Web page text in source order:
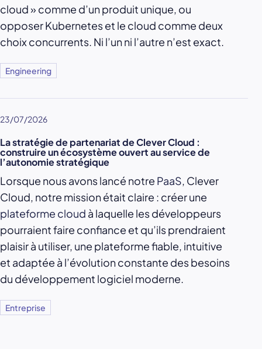
cloud » comme d’un produit unique, ou
opposer Kubernetes et le cloud comme deux
choix concurrents. Ni l’un ni l’autre n’est exact.
Engineering
23/07/2026
La stratégie de partenariat de Clever Cloud :
construire un écosystème ouvert au service de
l’autonomie stratégique
Lorsque nous avons lancé notre PaaS, Clever
Cloud, notre mission était claire : créer une
plateforme cloud à laquelle les développeurs
pourraient faire confiance et qu’ils prendraient
plaisir à utiliser, une plateforme fiable, intuitive
et adaptée à l’évolution constante des besoins
du développement logiciel moderne.
Entreprise